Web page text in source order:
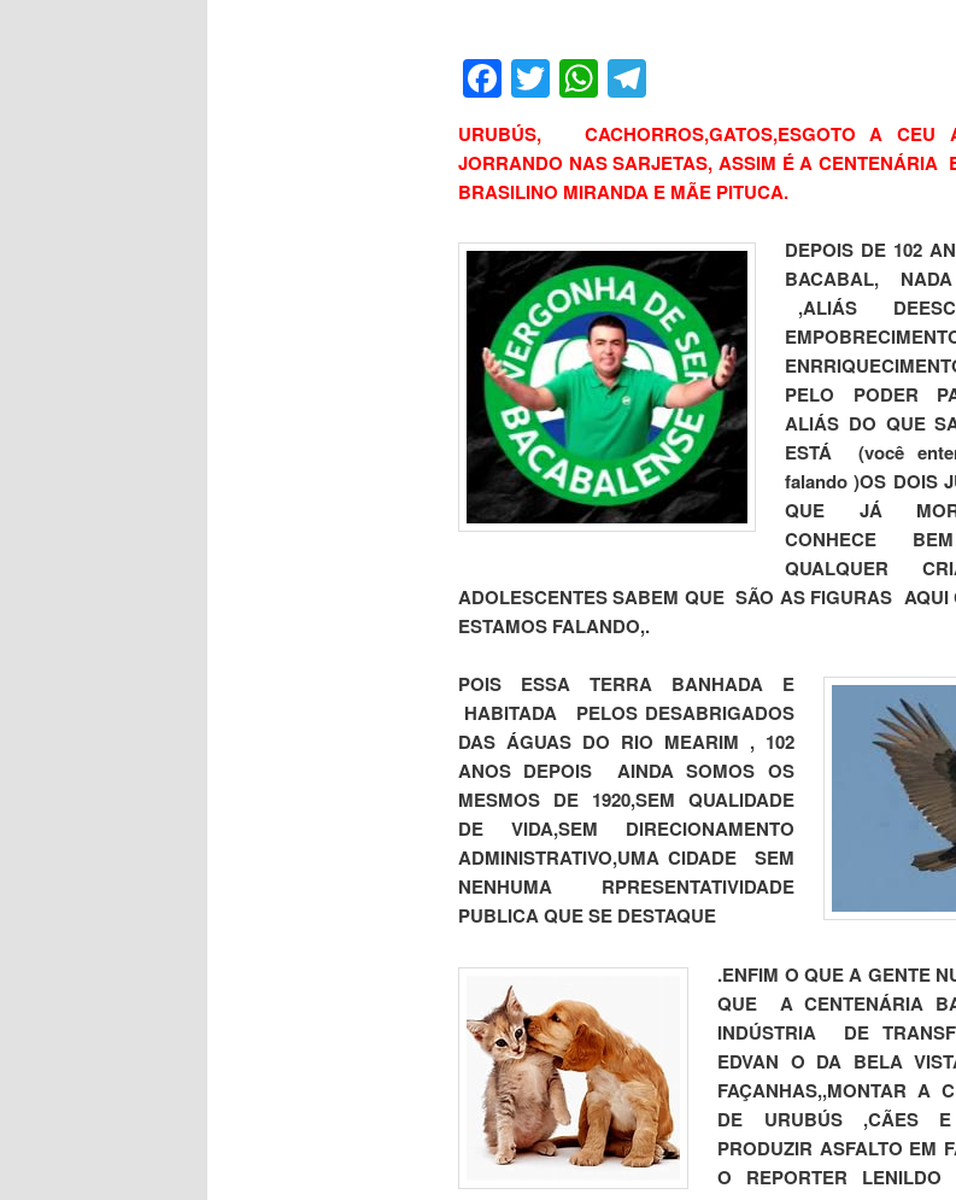
Facebook
TwitterWhatsApp
Telegram
URUBÚS, CACHORROS,GATOS,ESGOTO A CEU
JORRANDO NAS SARJETAS, ASSIM É A
BRASILINO MIRANDA E MÃE PITUCA.
DEPOIS DE 102
BACABAL,
,ALIÁS
PELO PODER
ALIÁS DO QUE
ESTÁ (você
falando )OS DOIS
QUE JÁ
CONHECE
QUALQUER
ADOLESCENTES SABEM QUE SÃO AS FIGURAS AQUI
ESTAMOS FALANDO,.
POIS ESSA TERRA BANHADA E
HABITADA PELOS DESABRIGADOS
DAS ÁGUAS DO RIO MEARIM , 102
ANOS DEPOIS AINDA SOMOS OS
MESMOS DE 1920,SEM QUALIDADE
DE VIDA,SEM DIRECIONAMENTO
ADMINISTRATIVO,UMA CIDADE SEM
NENHUMA RPRESENTATIVIDADE
PUBLICA QUE SE DESTAQUE
.ENFIM O QUE A GENTE
QUE A CENTENÁRIA
INDÚSTRIA DE
EDVAN O DA BELA
FAÇANHAS,,MONTAR A
DE URUBÚS ,CÃES
PRODUZIR ASFALTO EM
O REPORTER LENILDO